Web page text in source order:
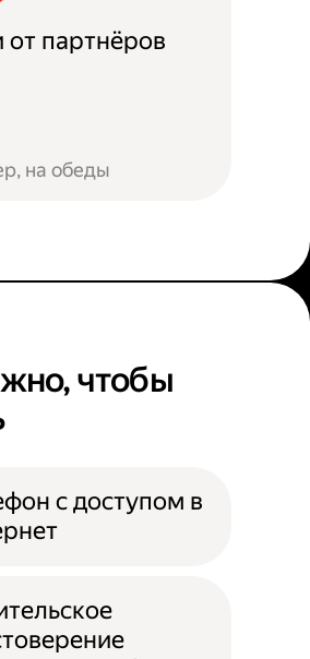
от партнёров
на обеды
чтобы
с доступом в